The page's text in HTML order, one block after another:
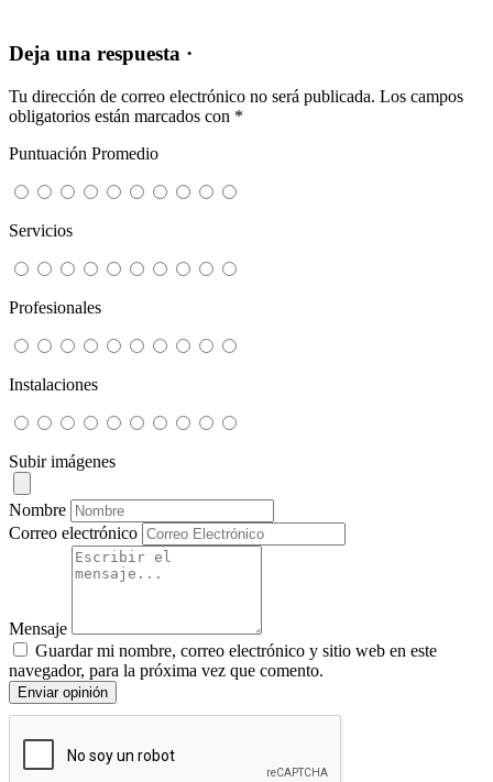
Deja una respuesta ·
Tu dirección de correo electrónico no será publicada. Los campos
obligatorios están marcados con *
Puntuación Promedio
Servicios
Profesionales
Instalaciones
Subir imágenes
Nombre
Correo electrónico
Mensaje
Guardar mi nombre, correo electrónico y sitio web en este
navegador, para la próxima vez que comento.
Enviar opinión